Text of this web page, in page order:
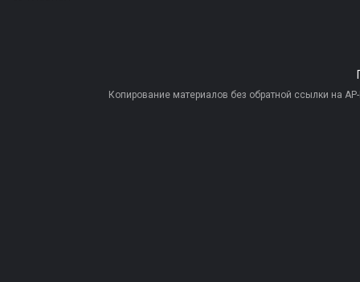
Копирование материалов без обратной ссылки на